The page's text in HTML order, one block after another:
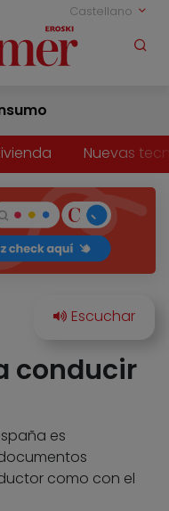
Castellano
Nuevas
conducir
es
como con el